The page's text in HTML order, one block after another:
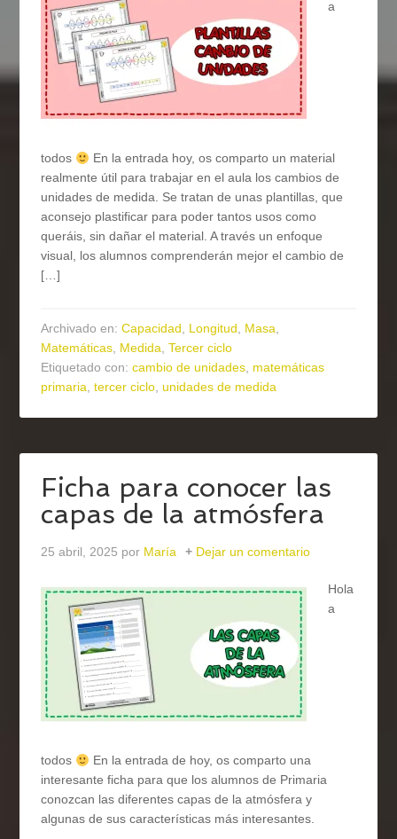
a
todos
En la entrada hoy, os comparto un material
realmente útil para trabajar en el aula los cambios de
unidades de medida. Se tratan de unas plantillas, que
aconsejo plastificar para poder tantos usos como
queráis, sin dañar el material. A través un enfoque
visual, los alumnos comprenderán mejor el cambio de
[…]
Archivado en:Capacidad, Longitud, Masa,
Matemáticas, Medida,Tercer ciclo
Etiquetado con:cambio de unidades, matemáticas
primaria,tercer ciclo,unidades de medida
Ficha para conocer las
capas de la atmósfera
25 abril, 2025 por María Dejar un comentario
Hola
a
todos
En la entrada de hoy, os comparto una
interesante ficha para que los alumnos de Primaria
conozcan las diferentes capas de la atmósfera y
algunas de sus características más interesantes.